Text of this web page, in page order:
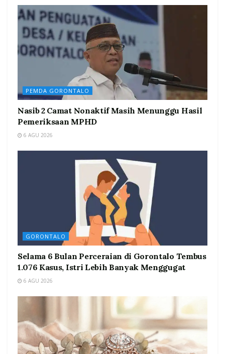
PEMDA GORONTALO
Nasib 2 Camat Nonaktif Masih Menunggu Hasil
Pemeriksaan MPHD
6 AGU 2026
GORONTALO
Selama 6 Bulan Perceraian di Gorontalo Tembus
1.076 Kasus, Istri Lebih Banyak Menggugat
6 AGU 2026